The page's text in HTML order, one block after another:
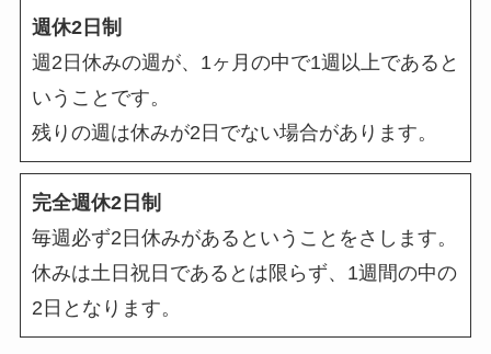
週休2日制
週2日休みの週が、1ヶ月の中で1週以上であると
いうことです。
残りの週は休みが2日でない場合があります。
完全週休2日制
毎週必ず2日休みがあるということをさします。
休みは土日祝日であるとは限らず、1週間の中の
2日となります。